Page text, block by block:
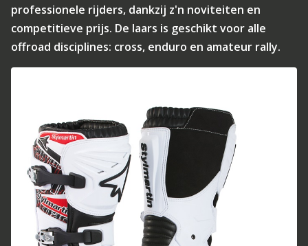
professionele rijders, dankzij z'n noviteiten en
competitieve prijs. De laars is geschikt voor alle
offroad disciplines: cross, enduro en amateur rally.